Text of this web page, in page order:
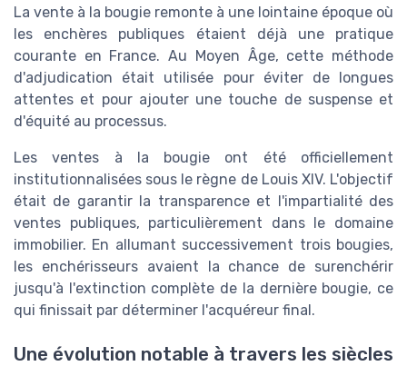
La vente à la bougie remonte à une lointaine époque où
les enchères publiques étaient déjà une pratique
courante en France. Au Moyen Âge, cette méthode
d'adjudication était utilisée pour éviter de longues
attentes et pour ajouter une touche de suspense et
d'équité au processus.
Les ventes à la bougie ont été officiellement
institutionnalisées sous le règne de Louis XIV. L'objectif
était de garantir la transparence et l'impartialité des
ventes publiques, particulièrement dans le domaine
immobilier. En allumant successivement trois bougies,
les enchérisseurs avaient la chance de surenchérir
jusqu'à l'extinction complète de la dernière bougie, ce
qui finissait par déterminer l'acquéreur final.
Une évolution notable à travers les siècles